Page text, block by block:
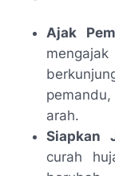
Ajak
arah.
Siapkan
curah